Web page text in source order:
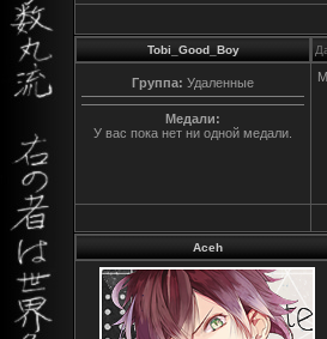
Tobi_Good_Boy
Группа: Удаленные
Медали:
У вас пока нет ни одной медали.
Aceh